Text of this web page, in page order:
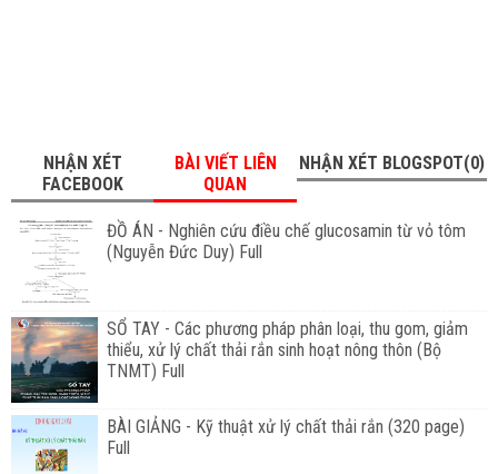
NHẬN XÉT
FACEBOOK
BÀI VIẾT LIÊN
QUAN
NHẬN XÉT BLOGSPOT(0)
ĐỒ ÁN - Nghiên cứu điều chế glucosamin từ vỏ tôm
(Nguyễn Đức Duy) Full
SỔ TAY - Các phương pháp phân loại, thu gom, giảm
thiểu, xử lý chất thải rắn sinh hoạt nông thôn (Bộ
TNMT) Full
BÀI GIẢNG - Kỹ thuật xử lý chất thải rắn (320 page)
Full